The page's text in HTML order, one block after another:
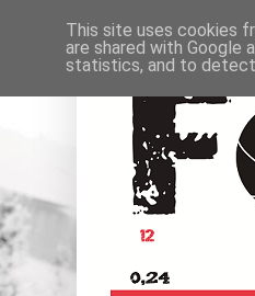
This site uses cookies
are shared with Google
statistics, and to detect